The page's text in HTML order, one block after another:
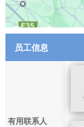
员工信息
有用联系人